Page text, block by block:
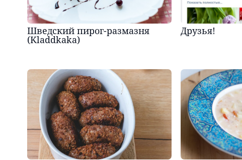
Шведский пирог-размазня
(Kladdkaka)
Друзья!